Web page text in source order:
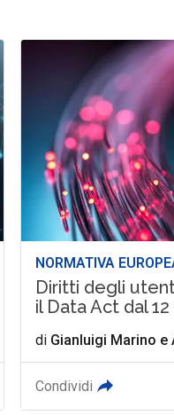
NORMATIVA
Diritti degli
il Data Act dal
di Gianluigi Marino e
Condividi